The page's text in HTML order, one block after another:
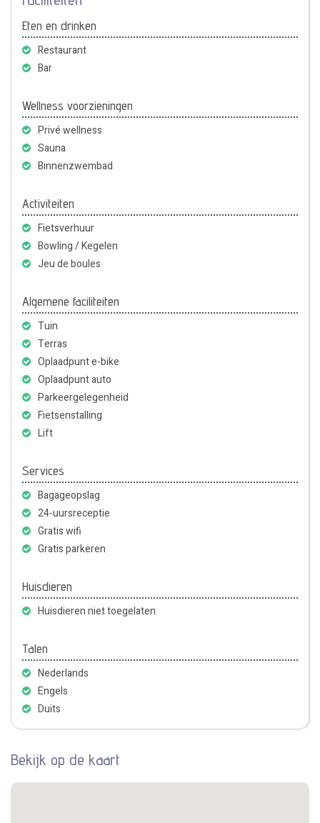
Eten en drinken
Restaurant
Bar
Wellness voorzieningen
Privé wellness
Sauna
Binnenzwembad
Activiteiten
Fietsverhuur
Bowling / Kegelen
Jeu de boules
Algemene faciliteiten
Tuin
Terras
Oplaadpunt e-bike
Oplaadpunt auto
Parkeergelegenheid
Fietsenstalling
Lift
Services
Bagageopslag
24-uursreceptie
Gratis wifi
Gratis parkeren
Huisdieren
Huisdieren niet toegelaten
Talen
Nederlands
Engels
Duits
Bekijk op de kaart